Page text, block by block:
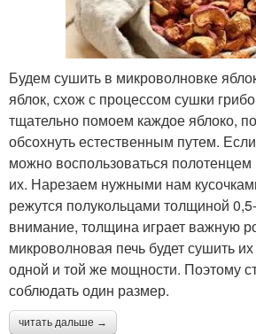
Будем сушить в микроволновке
яблок, схож с процессом сушки
тщательно помоем каждое яблоко,
обсохнуть естественным путем.
можно воспользоваться полотенцем
их. Нарезаем нужными нам
режутся полукольцами толщиной
внимание, толщина играет важную
микроволновая печь будет сушить
одной и той же мощности. Поэтому
соблюдать один размер.
читать дальше →